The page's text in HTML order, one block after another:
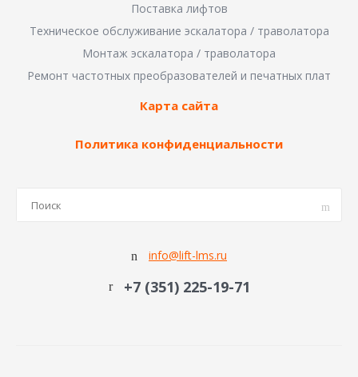
Поставка лифтов
Техническое обслуживание эскалатора / траволатора
Монтаж эскалатора / траволатора
Ремонт частотных преобразователей и печатных плат
Карта сайта
Политика конфиденциальности
info@lift-lms.ru
+7 (351) 225-19-71